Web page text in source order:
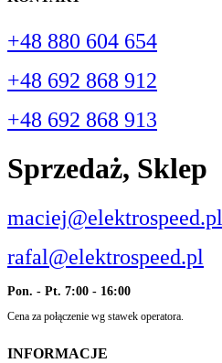
+48 880 604 654
+48 692 868 912
+48 692 868 913
Sprzedaż, Sklep
maciej@elektrospeed.pl
rafal@elektrospeed.pl
Pon. - Pt. 7:00 - 16:00
Cena za połączenie wg stawek operatora.
INFORMACJE